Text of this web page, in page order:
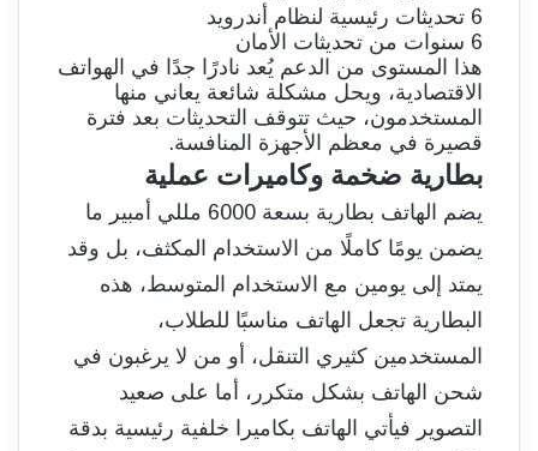
6 تحديثات رئيسية لنظام أندرويد
6 سنوات من تحديثات الأمان
هذا المستوى من الدعم يُعد نادرًا جدًا في الهواتف
الاقتصادية، ويحل مشكلة شائعة يعاني منها
المستخدمون، حيث تتوقف التحديثات بعد فترة
قصيرة في معظم الأجهزة المنافسة.
بطارية ضخمة وكاميرات عملية
يضم الهاتف بطارية بسعة 6000 مللي أمبير ما
يضمن يومًا كاملًا من الاستخدام المكثف، بل وقد
يمتد إلى يومين مع الاستخدام المتوسط، هذه
البطارية تجعل الهاتف مناسبًا للطلاب،
المستخدمين كثيري التنقل، أو من لا يرغبون في
شحن الهاتف بشكل متكرر، أما على صعيد
التصوير فيأتي الهاتف بكاميرا خلفية رئيسية بدقة